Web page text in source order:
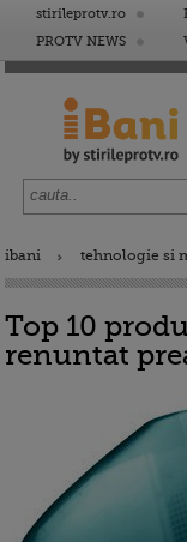
stirileprotv.ro
PROTV NEWS
ibani tehnologie si
Top 10
renuntat